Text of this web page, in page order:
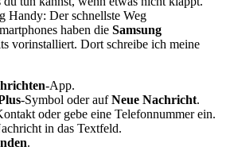
Handy: Der schnellste Weg
haben die Samsung
vorinstalliert. Dort schreibe ich meine
-App.
-Symbol oder aufNeue Nachricht.
oder gebe eine Telefonnummer ein.
in das Textfeld.
.